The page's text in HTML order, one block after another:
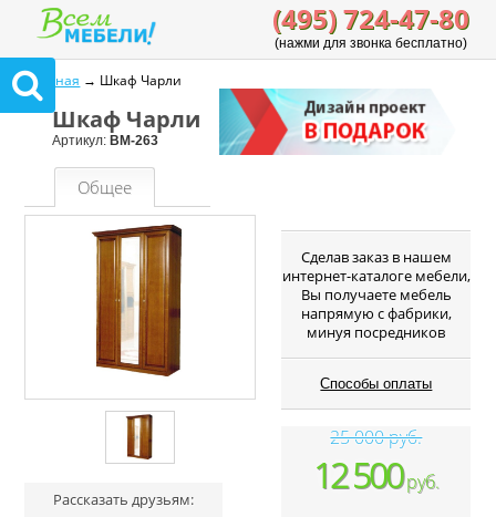
(495) 724-47-80
(нажми для звонка бесплатно)
Главная → Шкаф Чарли
Шкаф Чарли
Артикул: ВМ-263
Общее
Рассказать друзьям:
Cделав заказ в нашем
интернет-каталоге мебели,
Вы получаете мебель
напрямую с фабрики,
минуя посредников
Способы оплаты
25 000 руб.
12 500руб.